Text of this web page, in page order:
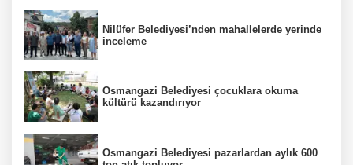
Nilüfer Belediyesi’nden mahallelerde yerinde
inceleme
Osmangazi Belediyesi çocuklara okuma
kültürü kazandırıyor
Osmangazi Belediyesi pazarlardan aylık 600